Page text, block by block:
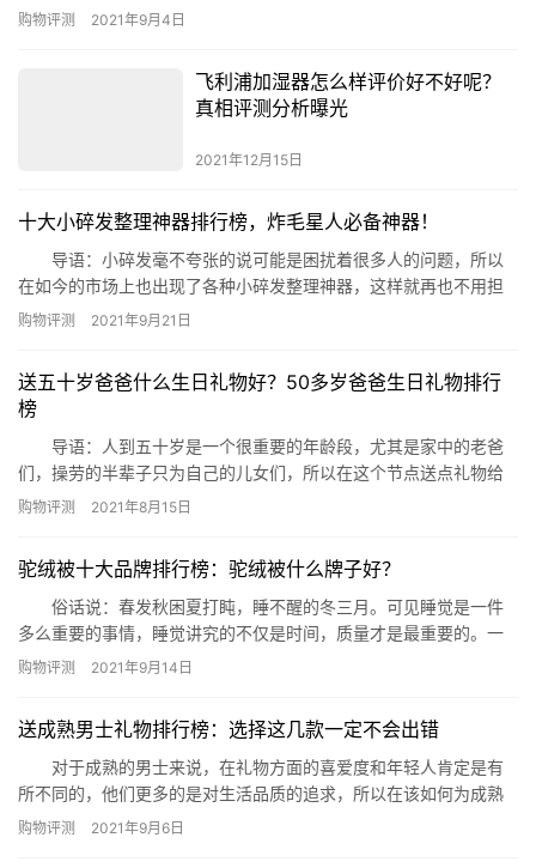
(www.phb123.com)为您盘点世界最小的十个东西。 世界最小的十
购物评测 2021年9月4日
飞利浦加湿器怎么样评价好不好呢？
真相评测分析曝光
2021年12月15日
十大小碎发整理神器排行榜，炸毛星人必备神器！
导语：小碎发毫不夸张的说可能是困扰着很多人的问题，所以
在如今的市场上也出现了各种小碎发整理神器，这样就再也不用担
心对小碎发束手无策了，今天网就整理了十款热销且品质不错的单
推荐中采用天然的植物配方制作而成，所以小朋友也是同样能用
的，清…
购物评测 2021年9月21日
送五十岁爸爸什么生日礼物好？50多岁爸爸生日礼物排行
榜
导语：人到五十岁是一个很重要的年龄段，尤其是家中的老爸
们，操劳的半辈子只为自己的儿女们，所以在这个节点送点礼物给
老爸是很有必要的，下面网就整理了50多岁爸爸生日礼物排行榜，
约，一把剃须刀会用好久，所以在这时送剃须刀是在合适不过了。
二、…
购物评测 2021年8月15日
驼绒被十大品牌排行榜：驼绒被什么牌子好？
俗话说：春发秋困夏打盹，睡不醒的冬三月。可见睡觉是一件
多么重要的事情，睡觉讲究的不仅是时间，质量才是最重要的。一
床温暖松软的被子简直就是睡眠的大救星，带来的是驼绒被前十品
(著名)蚕丝被品牌，上海市著名商…
购物评测 2021年9月14日
送成熟男士礼物排行榜：选择这几款一定不会出错
对于成熟的男士来说，在礼物方面的喜爱度和年轻人肯定是有
所不同的，他们更多的是对生活品质的追求，所以在该如何为成熟
男士选择礼物呢?今天就由小编来为大家列出送成熟男士礼物排行
购物评测 2021年9月6日